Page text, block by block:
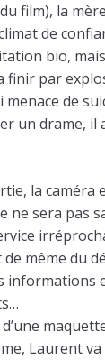
film), la
de
bio,
finir par
de
drame,
la
sera pas
même du
Laurent